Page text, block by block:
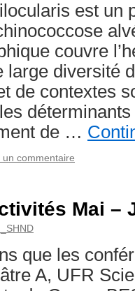
est un
couvre
large diversité
de contextes
de …
un commentaire
Mai –
que les
A, UFR